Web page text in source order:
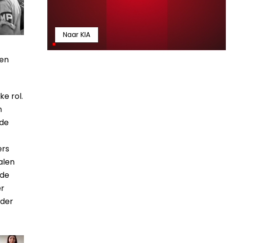
rol.
Naar KIA